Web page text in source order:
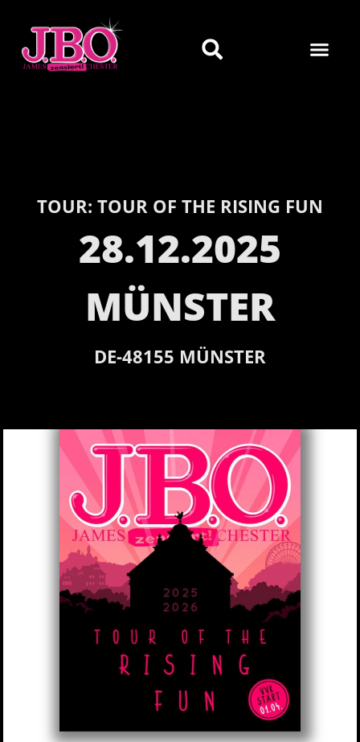
TOUR: TOUR OF THE RISING FUN
28.12.2025
MÜNSTER
DE-48155 MÜNSTER